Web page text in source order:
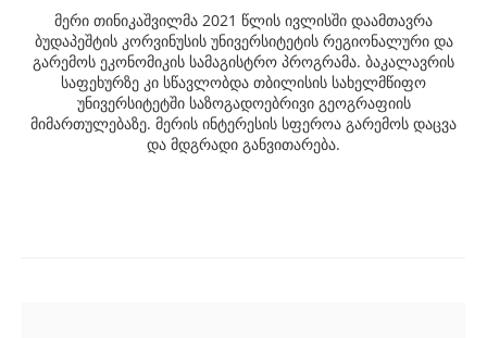
მერი თინიკაშვილმა 2021 წლის ივლისში დაამთავრა
ბუდაპეშტის კორვინუსის უნივერსიტეტის რეგიონალური და
გარემოს ეკონომიკის სამაგისტრო პროგრამა. ბაკალავრის
საფეხურზე კი სწავლობდა თბილისის სახელმწიფო
უნივერსიტეტში საზოგადოებრივი გეოგრაფიის
მიმართულებაზე. მერის ინტერესის სფეროა გარემოს დაცვა
და მდგრადი განვითარება.